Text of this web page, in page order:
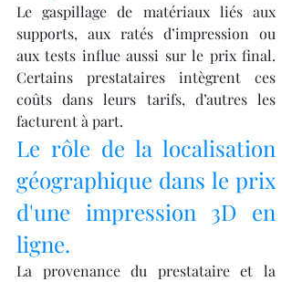
Le gaspillage de matériaux liés aux
supports, aux ratés d’impression ou
aux tests influe aussi sur le prix final.
Certains prestataires intègrent ces
coûts dans leurs tarifs, d’autres les
facturent à part.
Le rôle de la localisation
géographique dans le prix
d'une impression 3D en
ligne.
La provenance du prestataire et la